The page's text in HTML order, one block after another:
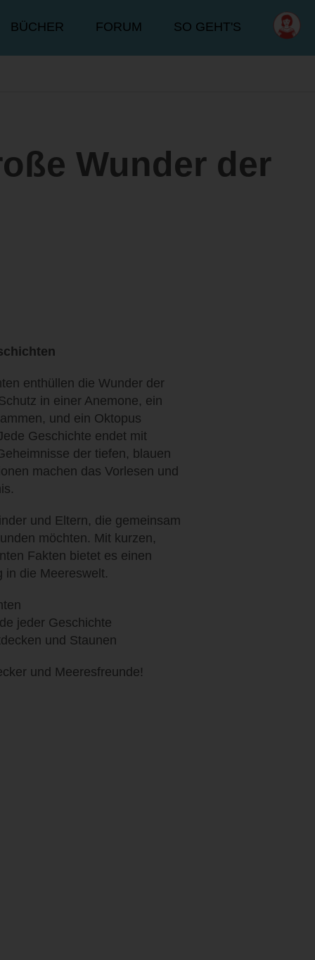
BÜCHER FORUM SO GEHT'S
Wunder der
enthüllen die Wunder der
in einer Anemone, ein
und ein Oktopus
Geschichte endet mit
der tiefen, blauen
machen das Vorlesen und
und Eltern, die gemeinsam
möchten. Mit kurzen,
Fakten bietet es einen
in die Meereswelt.
jeder Geschichte
und Staunen
und Meeresfreunde!